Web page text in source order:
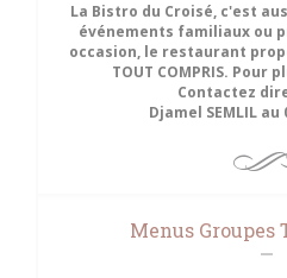
La Bistro du Croisé, c'est
événements familiaux ou
occasion, le restaurant
TOUT COMPRIS.
Contactez
Djamel SEMLIL au
Menus Groupes